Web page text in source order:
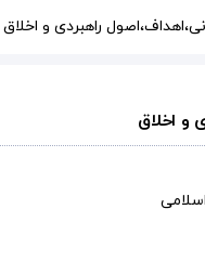
راهبردی و اخلاق
و اخلاق